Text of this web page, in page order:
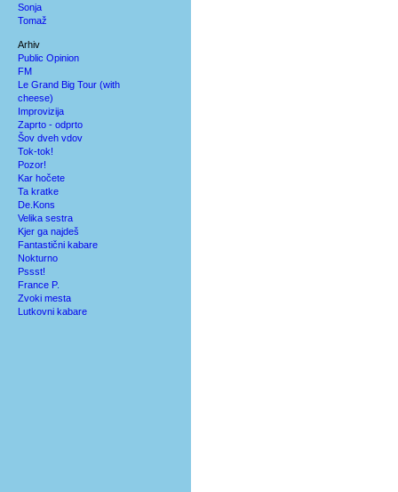
Sonja
Tomaž
Arhiv
Public Opinion
FM
Le Grand Big Tour (with
cheese)
Improvizija
Zaprto - odprto
Šov dveh vdov
Tok-tok!
Pozor!
Kar hočete
Ta kratke
De.Kons
Velika sestra
Kjer ga najdeš
Fantastični kabare
Nokturno
Pssst!
France P.
Zvoki mesta
Lutkovni kabare